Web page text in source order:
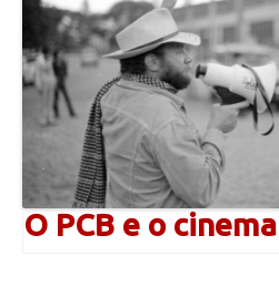
O PCB e o